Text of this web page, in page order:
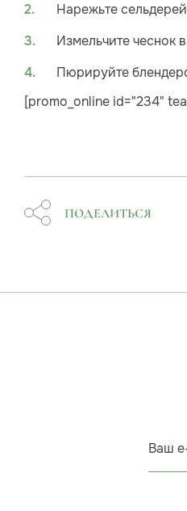
Нарежьте
Измельчите чеснок
Пюрируйте
[promo_online id="234"
ПОДЕЛИТЬСЯ
Ваш